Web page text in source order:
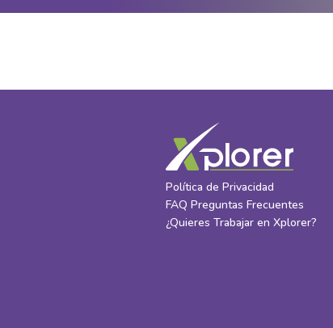
Política de Privacidad
FAQ Preguntas Frecuentes
¿Quieres Trabajar en Xplorer?